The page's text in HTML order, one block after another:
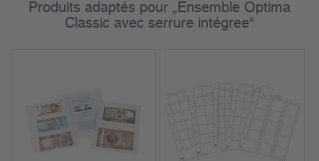
Produits adaptés pour „Ensemble Optima
Classic avec serrure intégree“